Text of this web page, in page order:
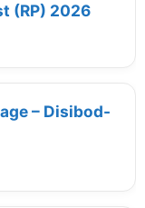
(RP) 2026
– Disibod-